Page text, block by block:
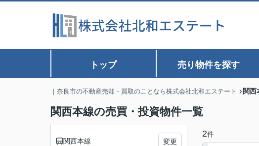
トップ 売り物件を探す
｜奈良市の不動産売却・買取のことなら株式会社北和エステート 関西
関西本線の売買・投資物件一覧
2件
関西本線 変更